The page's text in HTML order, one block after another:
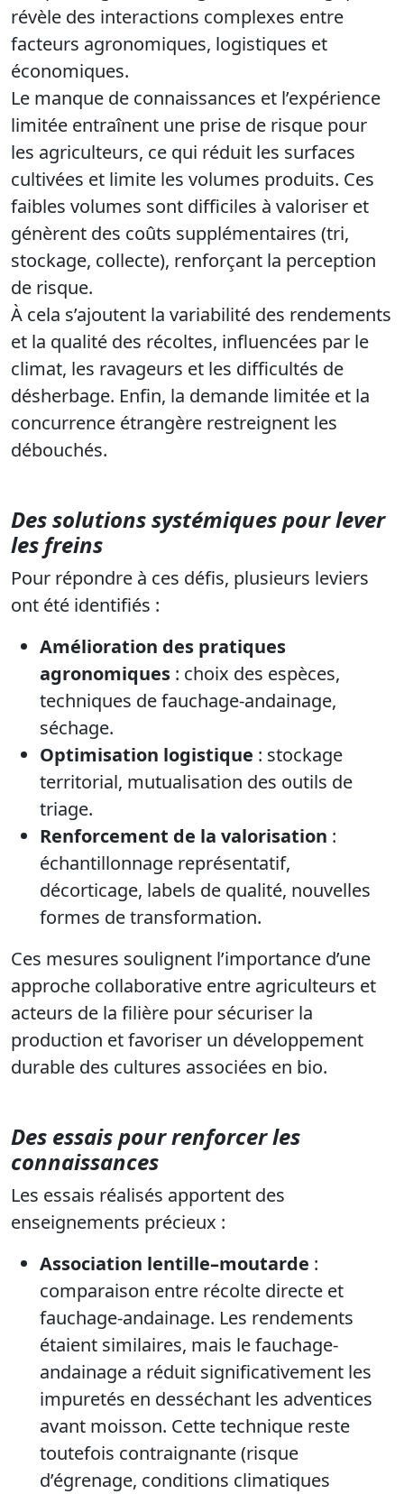
révèle des interactions complexes entre
facteurs agronomiques, logistiques et
économiques.
Le manque de connaissances et l’expérience
limitée entraînent une prise de risque pour
les agriculteurs, ce qui réduit les surfaces
cultivées et limite les volumes produits. Ces
faibles volumes sont difficiles à valoriser et
génèrent des coûts supplémentaires (tri,
stockage, collecte), renforçant la perception
de risque.
À cela s’ajoutent la variabilité des rendements
et la qualité des récoltes, influencées par le
climat, les ravageurs et les difficultés de
désherbage. Enfin, la demande limitée et la
concurrence étrangère restreignent les
débouchés.
Des solutions systémiques pour lever
les freins
Pour répondre à ces défis, plusieurs leviers
ont été identifiés :
Amélioration des pratiques
agronomiques : choix des espèces,
techniques de fauchage-andainage,
séchage.
Optimisation logistique : stockage
territorial, mutualisation des outils de
triage.
Renforcement de la valorisation :
échantillonnage représentatif,
décorticage, labels de qualité, nouvelles
formes de transformation.
Ces mesures soulignent l’importance d’une
approche collaborative entre agriculteurs et
acteurs de la filière pour sécuriser la
production et favoriser un développement
durable des cultures associées en bio.
Des essais pour renforcer les
connaissances
Les essais réalisés apportent des
enseignements précieux :
Association lentille–moutarde :
comparaison entre récolte directe et
fauchage-andainage. Les rendements
étaient similaires, mais le fauchage-
andainage a réduit significativement les
impuretés en desséchant les adventices
avant moisson. Cette technique reste
toutefois contraignante (risque
d’égrenage, conditions climatiques